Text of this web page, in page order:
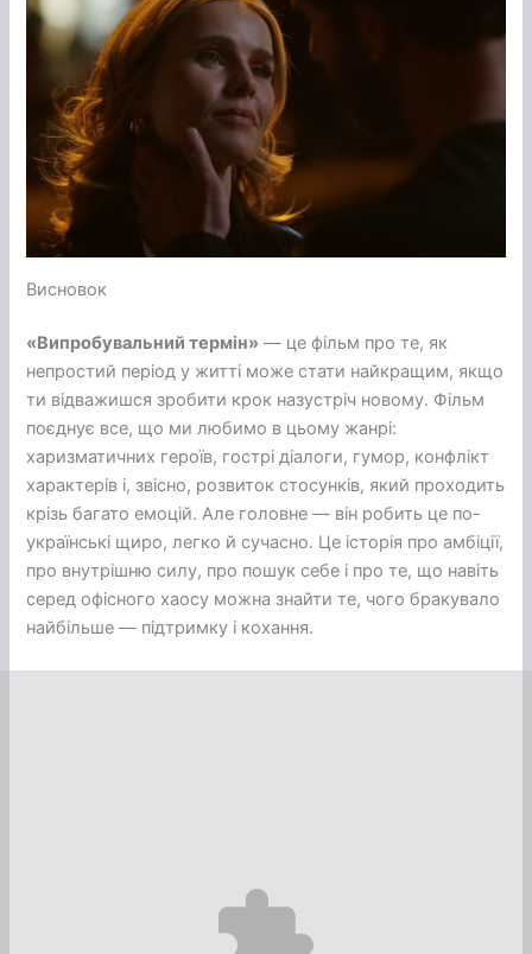
Висновок
«Випробувальний термін» — це фільм про те, як
непростий період у житті може стати найкращим, якщо
ти відважишся зробити крок назустріч новому. Фільм
поєднує все, що ми любимо в цьому жанрі:
харизматичних героїв, гострі діалоги, гумор, конфлікт
характерів і, звісно, розвиток стосунків, який проходить
крізь багато емоцій. Але головне — він робить це по-
українські щиро, легко й сучасно. Це історія про амбіції,
про внутрішню силу, про пошук себе і про те, що навіть
серед офісного хаосу можна знайти те, чого бракувало
найбільше — підтримку і кохання.